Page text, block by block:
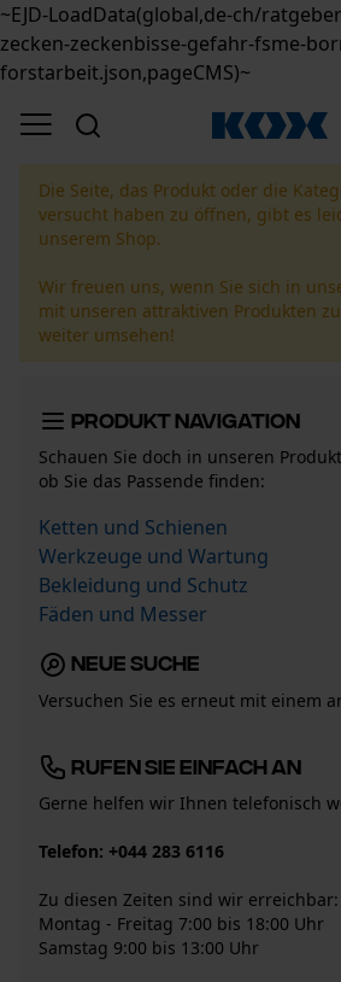
~EJD-LoadData(global,de-ch/
zecken-zeckenbisse-gefahr-fsme-
forstarbeit.json,pageCMS)~
Die Seite, das Produkt oder die
versucht haben zu öffnen, gibt es
unserem Shop.
Wir freuen uns, wenn Sie sich in
mit unseren attraktiven Produkten
weiter umsehen!
Produkt Navigation
Schauen Sie doch in unseren
ob Sie das Passende finden:
Ketten und Schienen
Werkzeuge und Wartung
Bekleidung und Schutz
Fäden und Messer
Neue Suche
Versuchen Sie es erneut mit einem
Rufen Sie einfach an
Gerne helfen wir Ihnen telefonisch
Telefon: +044 283 6116
Zu diesen Zeiten sind wir erreichbar:
Montag - Freitag 7:00 bis 18:00 Uhr
Samstag 9:00 bis 13:00 Uhr